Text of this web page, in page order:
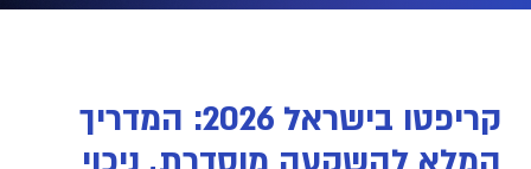
קריפטו בישראל 2026: המדריך